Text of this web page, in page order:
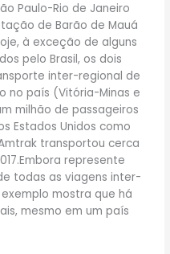
Paulo-Rio de Janeiro
de Barão de Mauá
à exceção de alguns
pelo Brasil, os dois
inter-regional de
no país (Vitória-Minas e
milhão de passageiros
Estados Unidos como
transportou cerca
represente
todas as viagens inter-
mostra que há
mesmo em um país